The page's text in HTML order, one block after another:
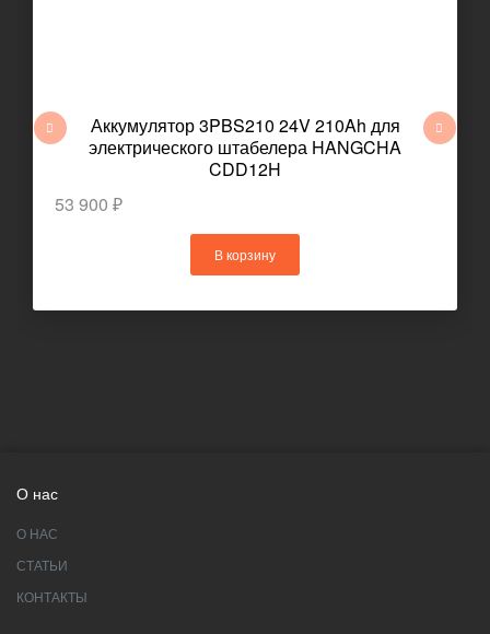
Аккумулятор 3PBS210 24V 210Ah для
электрического штабелера HANGCHA
CDD12H
53 900 ₽
В корзину
О нас
О НАС
СТАТЬИ
КОНТАКТЫ